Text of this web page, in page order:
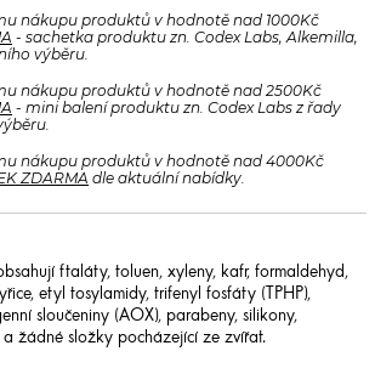
nákupu produktů v hodnotě nad 1000Kč
- sachetka produktu zn. Codex Labs, Alkemilla,
výběru.
nákupu produktů v hodnotě nad 2500Kč
- mini balení produktu zn. Codex Labs z řady
nákupu produktů v hodnotě nad 4000Kč
ZDARMA dle aktuální nabídky.
ftaláty, toluen, xyleny, kafr, formaldehyd,
etyl tosylamidy, trifenyl fosfáty (TPHP),
sloučeniny (AOX), parabeny, silikony,
žádné složky pocházející ze zvířat.